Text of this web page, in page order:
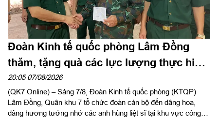
Đoàn Kinh tế quốc phòng Lâm Đồng
thăm, tặng quà các lực lượng thực hiện
nhiệm vụ tìm kiếm, quy tập hài cốt liệt sĩ
20:05 07/08/2026
(QK7 Online) – Sáng 7/8, Đoàn Kinh tế quốc phòng (KTQP)
Lâm Đồng, Quân khu 7 tổ chức đoàn cán bộ đến dâng hoa,
dâng hương tưởng nhớ các anh hùng liệt sĩ tại khu vực công